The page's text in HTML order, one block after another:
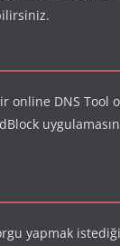
online DNS Tool
yapmak